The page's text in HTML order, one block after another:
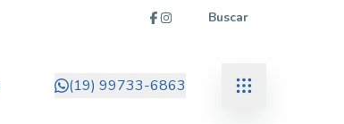
Buscar
(19) 99733-6863